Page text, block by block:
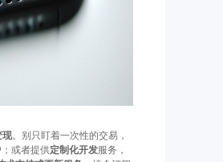
现。别只盯着一次性的交易，
或者提供定制化开发服务，